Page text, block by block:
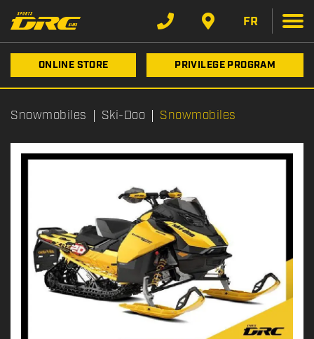
FR
ONLINE STORE PRIVILEGE PROGRAM
Snowmobiles Ski-Doo Snowmobiles